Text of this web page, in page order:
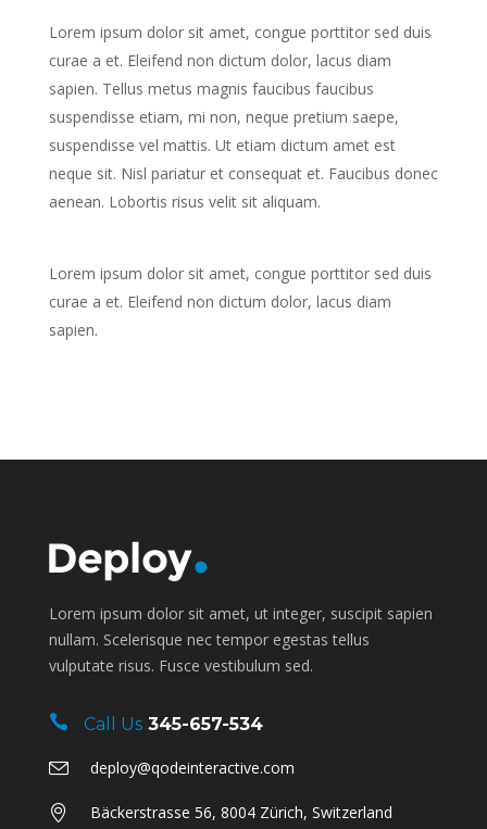
Lorem ipsum dolor sit amet, congue porttitor sed duis
curae a et. Eleifend non dictum dolor, lacus diam
sapien. Tellus metus magnis faucibus faucibus
suspendisse etiam, mi non, neque pretium saepe,
suspendisse vel mattis. Ut etiam dictum amet est
neque sit. Nisl pariatur et consequat et. Faucibus donec
aenean. Lobortis risus velit sit aliquam.
Lorem ipsum dolor sit amet, congue porttitor sed duis
curae a et. Eleifend non dictum dolor, lacus diam
sapien.
Lorem ipsum dolor sit amet, ut integer, suscipit sapien
nullam. Scelerisque nec tempor egestas tellus
vulputate risus. Fusce vestibulum sed.
Call Us 345-657-534
deploy@qodeinteractive.com
Bäckerstrasse 56, 8004 Zürich, Switzerland